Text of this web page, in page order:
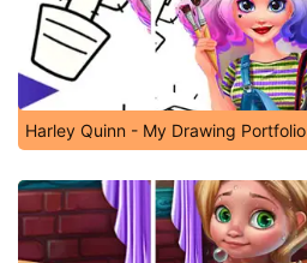
Harley Quinn - My Drawing Portfolio